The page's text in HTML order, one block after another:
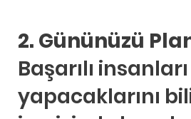
2. Gününüzü
Başarılı
yapacaklarını